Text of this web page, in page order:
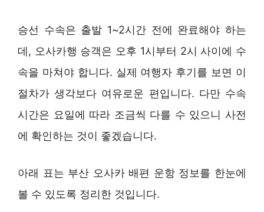
승선 수속은 출발 1~2시간 전에 완료해야 하는
데, 오사카행 승객은 오후 1시부터 2시 사이에 수
속을 마쳐야 합니다. 실제 여행자 후기를 보면 이
절차가 생각보다 여유로운 편입니다. 다만 수속
시간은 요일에 따라 조금씩 다를 수 있으니 사전
에 확인하는 것이 좋겠습니다.
아래 표는 부산 오사카 배편 운항 정보를 한눈에
볼 수 있도록 정리한 것입니다.